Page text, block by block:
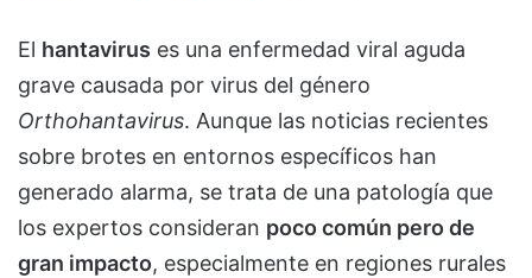
El hantavirus es una enfermedad viral aguda
grave causada por virus del género
Orthohantavirus. Aunque las noticias recientes
sobre brotes en entornos específicos han
generado alarma, se trata de una patología que
los expertos consideran poco común pero de
gran impacto, especialmente en regiones rurales